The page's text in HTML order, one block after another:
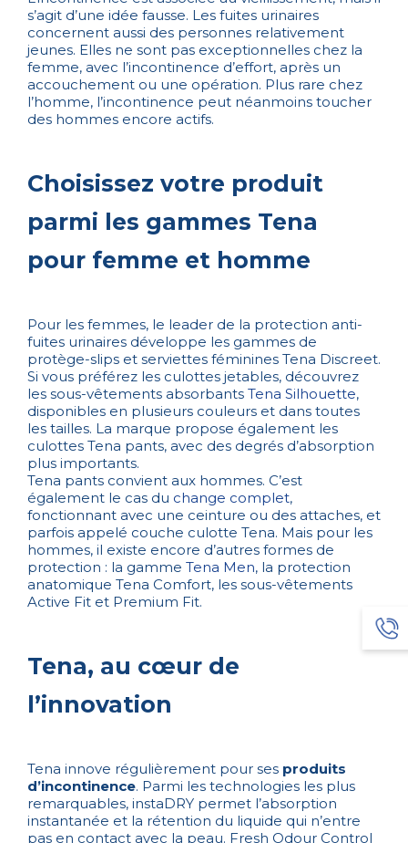
s’agit d’une idée fausse. Les fuites urinaires
concernent aussi des personnes relativement
jeunes. Elles ne sont pas exceptionnelles chez la
femme, avec l’incontinence d’effort, après un
accouchement ou une opération. Plus rare chez
l’homme, l’incontinence peut néanmoins toucher
des hommes encore actifs.
Choisissez votre produit
parmi les gammes Tena
pour femme et homme
Pour les femmes, le leader de la protection anti-
fuites urinaires développe les gammes de
protège-slips et serviettes féminines Tena Discreet.
Si vous préférez les culottes jetables, découvrez
les sous-vêtements absorbants Tena Silhouette,
disponibles en plusieurs couleurs et dans toutes
les tailles. La marque propose également les
culottes Tena pants, avec des degrés d’absorption
plus importants.
Tena pants convient aux hommes. C’est
également le cas du change complet,
fonctionnant avec une ceinture ou des attaches, et
parfois appelé couche culotte Tena. Mais pour les
hommes, il existe encore d’autres formes de
protection : la gamme Tena Men, la protection
anatomique Tena Comfort, les sous-vêtements
Active Fit et Premium Fit.
Tena, au cœur de
l’innovation
Tena innove régulièrement pour ses produits
d’incontinence. Parmi les technologies les plus
remarquables, instaDRY permet l’absorption
instantanée et la rétention du liquide qui n’entre
pas en contact avec la peau. Fresh Odour Control